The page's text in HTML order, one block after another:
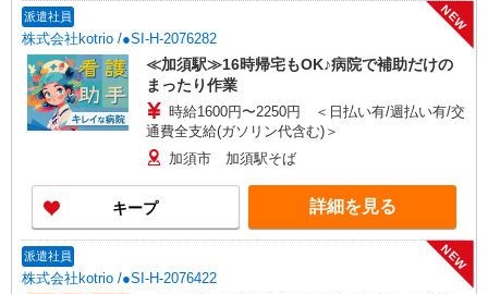
派遣社員
株式会社kotrio /●SI-H-2076282
NEW
≪加須駅≫16時帰宅もOK♪病院で補助だけの
まったり作業
時給1600円〜2250円 ＜日払い有/週払い有/交
通費全支給(ガソリン代含む)＞
加須市 加須駅そば
キープ 詳細を見る
派遣社員
株式会社kotrio /●SI-H-2076422
NEW